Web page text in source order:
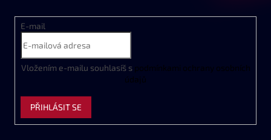
E-mail
Vložením e-mailu souhlasíš s podmínkami ochrany osobních
údajů
PŘIHLÁSIT SE